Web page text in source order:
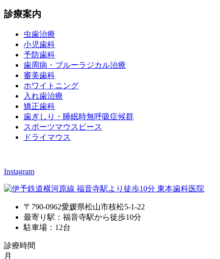
診療案内
虫歯治療
小児歯科
予防歯科
歯周病・ブルーラジカル治療
審美歯科
ホワイトニング
入れ歯治療
矯正歯科
歯ぎしり・睡眠時無呼吸症候群
スポーツマウスピース
ドライマウス
Instagram
〒790-0962愛媛県松山市枝松5-1-22
最寄り駅：福音寺駅から徒歩10分
駐車場：12台
診療時間
月